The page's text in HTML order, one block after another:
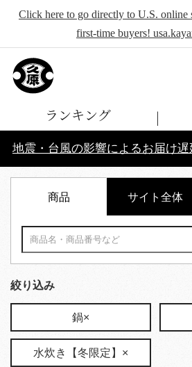
Click here to go directly to U.S. online
first-time buyers!
ランキング
地震・台風の影響によるお届け
商品 サイト全体
絞り込み
鍋×
水炊き【冬限定】×